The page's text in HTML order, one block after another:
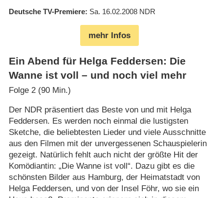
Deutsche TV-Premiere Sa. 16.02.2008 NDR
mehr Infos
Ein Abend für Helga Feddersen: Die
Wanne ist voll – und noch viel mehr
Folge 2 (90 Min.)
Der NDR präsentiert das Beste von und mit Helga
Feddersen. Es werden noch einmal die lustigsten
Sketche, die beliebtesten Lieder und viele Ausschnitte
aus den Filmen mit der unvergessenen Schauspielerin
gezeigt. Natürlich fehlt auch nicht der größte Hit der
Komödiantin: „Die Wanne ist voll“. Dazu gibt es die
schönsten Bilder aus Hamburg, der Heimatstadt von
Helga Feddersen, und von der Insel Föhr, wo sie ein